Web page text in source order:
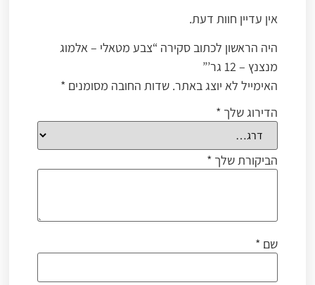
אין עדיין חוות דעת.
היה הראשון לכתוב סקירה “צבע מטאלי – אלמוג
מנצנץ – 12 גר’”
האימייל לא יוצג באתר. שדות החובה מסומנים *
הדירוג שלך *
הביקורת שלך *
שם *